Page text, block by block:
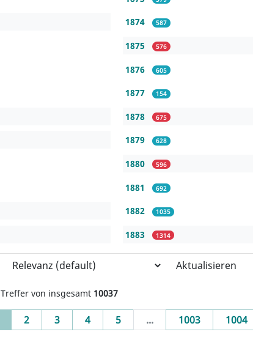
1874 587
1875 576
1876 605
1877 154
1878 675
1879 628
1880 596
1881 692
1882 1035
1883 1314
Aktualisieren
Treffer von insgesamt 10037
(current)
2 3 4 5 ... 1003 1004